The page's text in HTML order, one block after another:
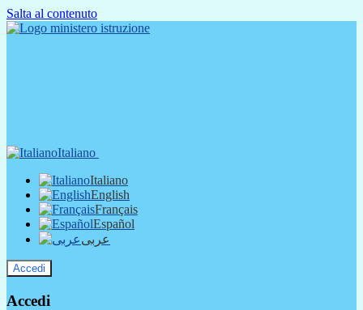
Salta al contenuto
Italiano
Italiano
English
Français
Español
عربى
Accedi
Accedi